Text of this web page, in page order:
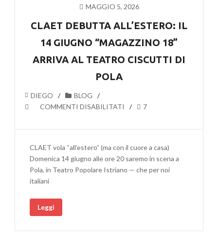
MAGGIO 5, 2026
CLAET DEBUTTA ALL’ESTERO: IL
14 GIUGNO “MAGAZZINO 18”
ARRIVA AL TEATRO CISCUTTI DI
POLA
DIEGO
BLOG
COMMENTI DISABILITATI
SU
DEBUTTA
IL
14
GIUGNO
“MAGAZZINO
ARRIVA
AL
TEATRO
7
CLAET vola “all’estero” (ma con il cuore a casa)
Domenica 14 giugno alle ore 20 saremo in scena a
Pola, in Teatro Popolare Istriano — che per noi
italiani
Leggi